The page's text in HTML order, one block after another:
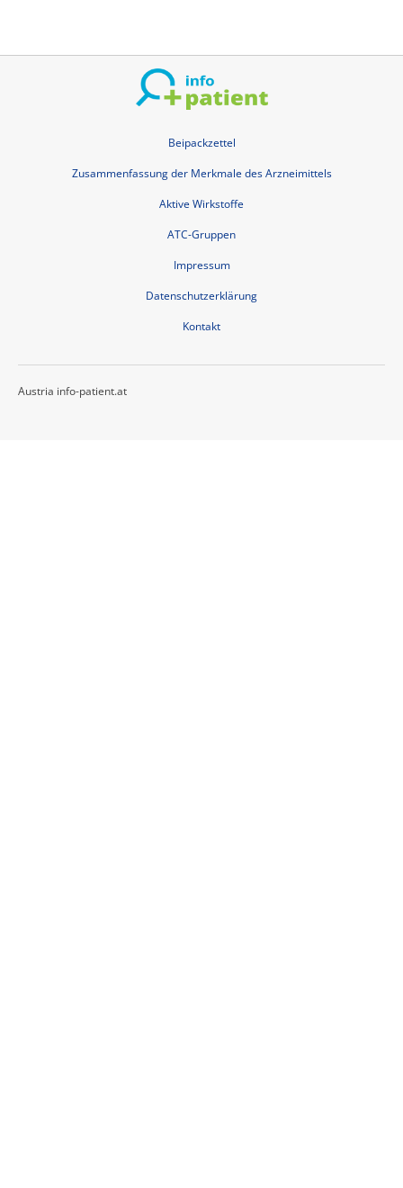
Beipackzettel
Zusammenfassung der Merkmale des Arzneimittels
Aktive Wirkstoffe
ATC-Gruppen
Impressum
Datenschutzerklärung
Kontakt
Austria info-patient.at